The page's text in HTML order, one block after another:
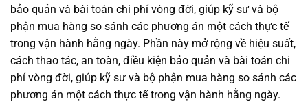
bảo quản và bài toán chi phí vòng đời, giúp kỹ sư và bộ
phận mua hàng so sánh các phương án một cách thực tế
trong vận hành hằng ngày. Phần này mở rộng về hiệu suất,
cách thao tác, an toàn, điều kiện bảo quản và bài toán chi
phí vòng đời, giúp kỹ sư và bộ phận mua hàng so sánh các
phương án một cách thực tế trong vận hành hằng ngày.